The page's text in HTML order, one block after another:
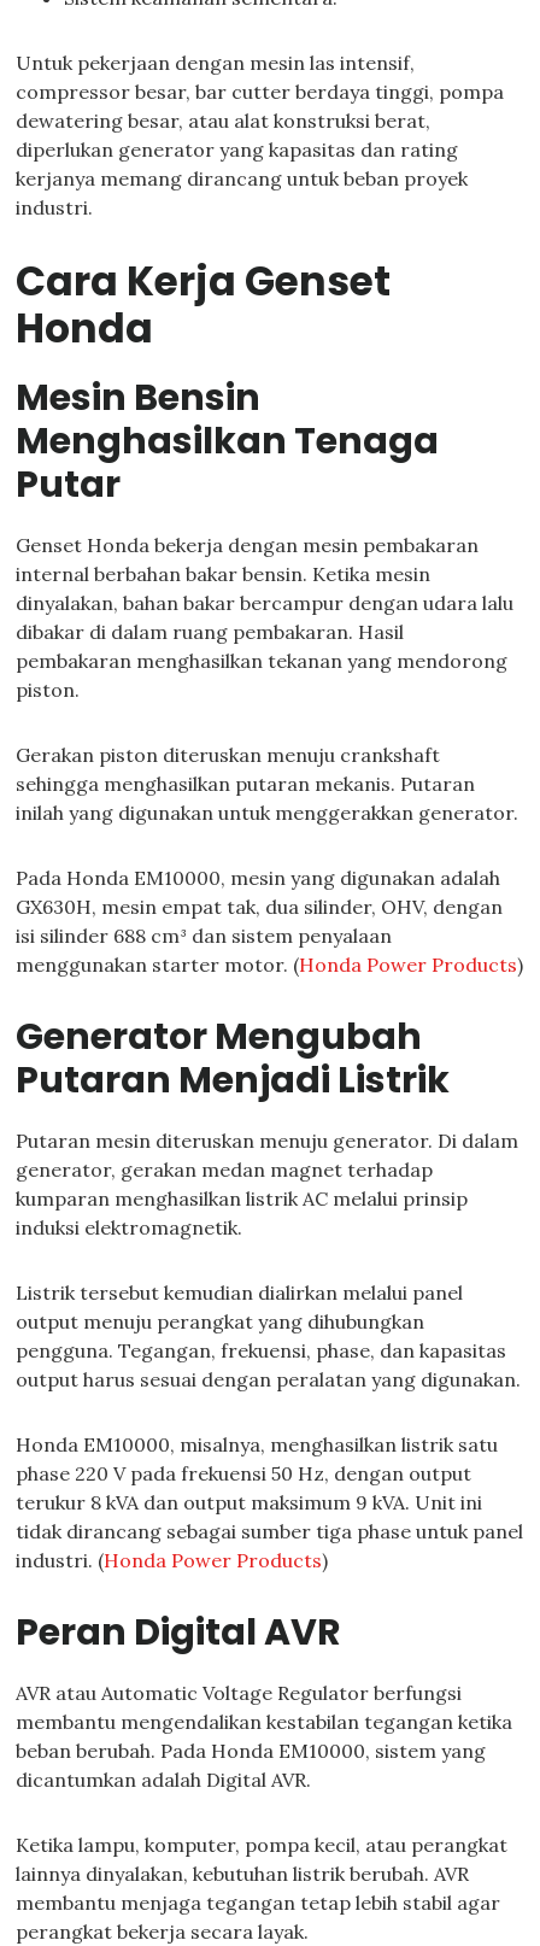
Untuk pekerjaan dengan mesin las intensif,
compressor besar, bar cutter berdaya tinggi, pompa
dewatering besar, atau alat konstruksi berat,
diperlukan generator yang kapasitas dan rating
kerjanya memang dirancang untuk beban proyek
industri.
Cara Kerja Genset
Honda
Mesin Bensin
Menghasilkan Tenaga
Putar
Genset Honda bekerja dengan mesin pembakaran
internal berbahan bakar bensin. Ketika mesin
dinyalakan, bahan bakar bercampur dengan udara lalu
dibakar di dalam ruang pembakaran. Hasil
pembakaran menghasilkan tekanan yang mendorong
piston.
Gerakan piston diteruskan menuju crankshaft
sehingga menghasilkan putaran mekanis. Putaran
inilah yang digunakan untuk menggerakkan generator.
Pada Honda EM10000, mesin yang digunakan adalah
GX630H, mesin empat tak, dua silinder, OHV, dengan
isi silinder 688 cm³ dan sistem penyalaan
menggunakan starter motor. (Honda Power Products)
Generator Mengubah
Putaran Menjadi Listrik
Putaran mesin diteruskan menuju generator. Di dalam
generator, gerakan medan magnet terhadap
kumparan menghasilkan listrik AC melalui prinsip
induksi elektromagnetik.
Listrik tersebut kemudian dialirkan melalui panel
output menuju perangkat yang dihubungkan
pengguna. Tegangan, frekuensi, phase, dan kapasitas
output harus sesuai dengan peralatan yang digunakan.
Honda EM10000, misalnya, menghasilkan listrik satu
phase 220 V pada frekuensi 50 Hz, dengan output
terukur 8 kVA dan output maksimum 9 kVA. Unit ini
tidak dirancang sebagai sumber tiga phase untuk panel
industri. (Honda Power Products)
Peran Digital AVR
AVR atau Automatic Voltage Regulator berfungsi
membantu mengendalikan kestabilan tegangan ketika
beban berubah. Pada Honda EM10000, sistem yang
dicantumkan adalah Digital AVR.
Ketika lampu, komputer, pompa kecil, atau perangkat
lainnya dinyalakan, kebutuhan listrik berubah. AVR
membantu menjaga tegangan tetap lebih stabil agar
perangkat bekerja secara layak.